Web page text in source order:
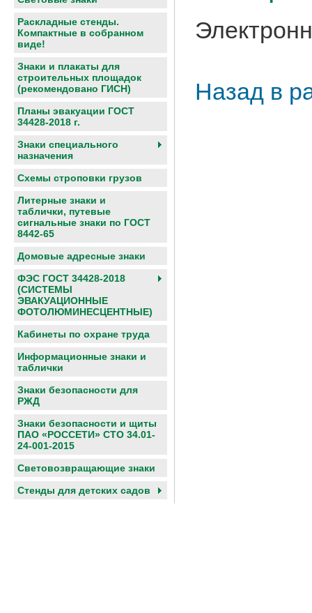
Раскладные стенды.
Компактные в собранном
виде!
Знаки и плакаты для
строительных площадок
(рекомендовано ГИСН)
Планы эвакуации ГОСТ
34428-2018 г.
Знаки специального
назначения
Схемы строповки грузов
Литерные знаки и
таблички, путевые
сигнальные знаки по ГОСТ
8442-65
Домовые адресные знаки
ФЭС ГОСТ 34428-2018
(СИСТЕМЫ
ЭВАКУАЦИОННЫЕ
ФОТОЛЮМИНЕСЦЕНТНЫЕ)
Кабинеты по охране труда
Информационные знаки и
таблички
Знаки безопасности для
РЖД
Знаки безопасности и щиты
ПАО «РОССЕТИ» СТО 34.01-
24-001-2015
Световозвращающие знаки
Cтенды для детских садов
Назад в